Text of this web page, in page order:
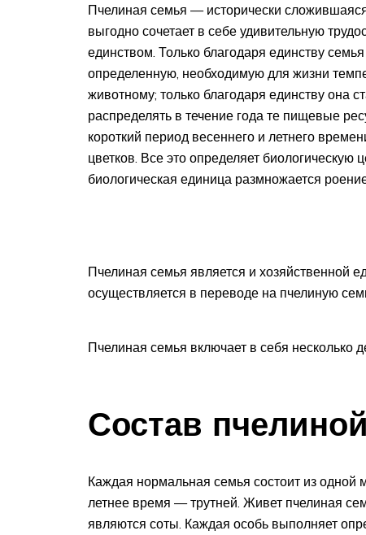
Пчелиная семья — исторически
выгодно сочетает в себе удивительную
единством. Только благодаря единству
определенную, необходимую для жизни
животному; только благодаря единству она
распределять в течение года те пищевые
короткий период весеннего и летнего
цветков. Все это определяет биологическую
биологическая единица размножается
Пчелиная семья является и хозяйственной
осуществляется в переводе на пчелиную
Пчелиная семья включает в себя несколько
Состав
Каждая нормальная семья состоит из одной
летнее время — трутней. Живет пчелиная
являются соты. Каждая особь выполняет